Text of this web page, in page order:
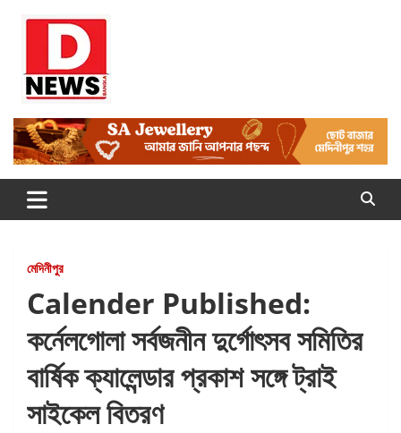
Dnews
#Medinipur24X7News
মেদিনীপুর
Calender Published:
কর্নেলগোলা সর্বজনীন দুর্গোৎসব সমিতির
বার্ষিক ক্যালেন্ডার প্রকাশ সঙ্গে ট্রাই
সাইকেল বিতরণ